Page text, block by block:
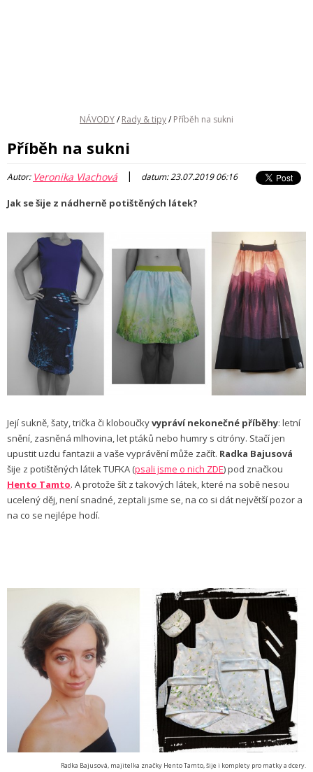
NÁVODY/ Rady & tipy/ Příběh na sukni
Příběh na sukni
Autor: Veronika Vlachová | datum: 23.07.2019 06:16
Jak se šije z nádherně potištěných látek?
Její sukně, šaty, trička či kloboučkyvypráví nekonečné příběhy: letní
snění, zasněná mlhovina, let ptáků nebo humry s citróny. Stačí jen
upustit uzdu fantazii a vaše vyprávění může začít. Radka Bajusová
šije z potištěných látek TUFKA (psali jsme o nich ZDE) pod značkou
Hento Tamto. A protože šít z takových látek, které na sobě nesou
ucelený děj, není snadné, zeptali jsme se, na co si dát největší pozor a
na co se nejlépe hodí.
Radka Bajusová, majitelka značky Hento Tamto, šije i komplety pro matky a dcery.